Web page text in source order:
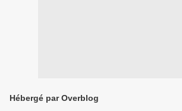
Hébergé par Overblog